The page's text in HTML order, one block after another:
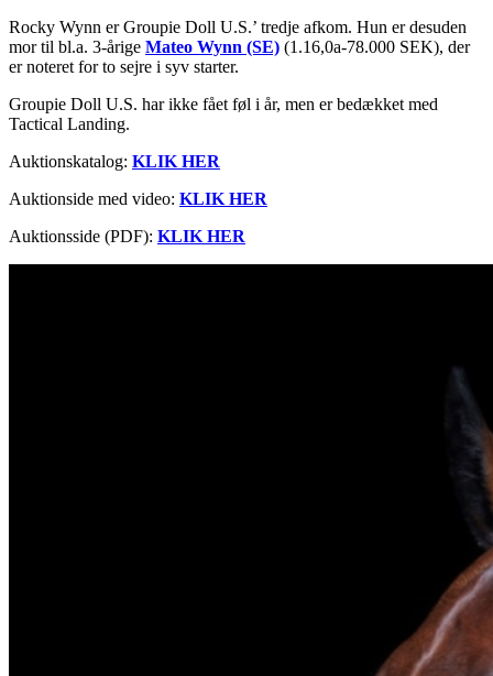
Rocky Wynn er Groupie Doll U.S.’ tredje afkom. Hun er desuden
mor til bl.a. 3-årige Mateo Wynn (SE) (1.16,0a-78.000 SEK), der
er noteret for to sejre i syv starter.
Groupie Doll U.S. har ikke fået føl i år, men er bedækket med
Tactical Landing.
Auktionskatalog: KLIK HER
Auktionside med video: KLIK HER
Auktionsside (PDF): KLIK HER